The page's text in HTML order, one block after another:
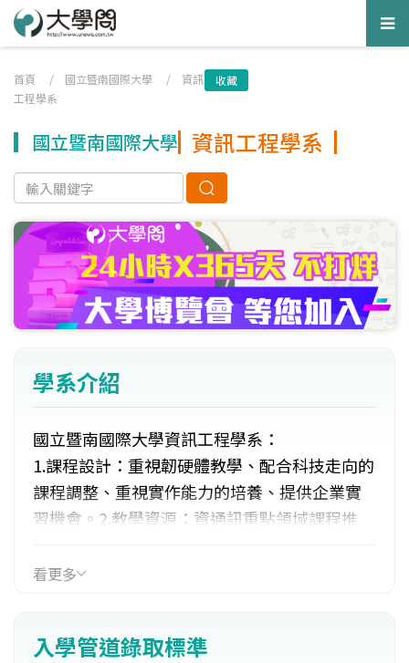
首頁 / 國立暨南國際大學 / 資訊
工程學系
收藏
國立暨南國際大學 資訊工程學系
學系介紹
國立暨南國際大學資訊工程學系：
1.課程設計：重視韌硬體教學、配合科技走向的
課程調整、重視實作能力的培養、提供企業實
習機會。2.教學資源：資通訊重點領域課程推
廣等。3.國際交流：日本櫻花交換生計畫、日本
交換生等。4.跨單位合作：校內跨系合作，方便
看更多
入學管道錄取標準